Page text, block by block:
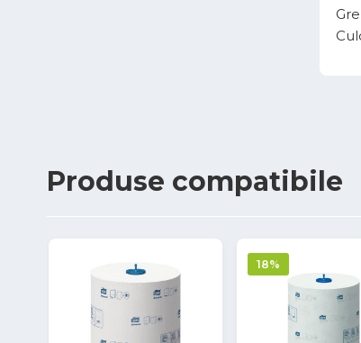
Produse compatibile
18%